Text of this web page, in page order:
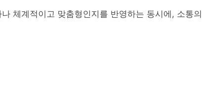
나 체계적이고 맞춤형인지를 반영하는 동시에, 소통의